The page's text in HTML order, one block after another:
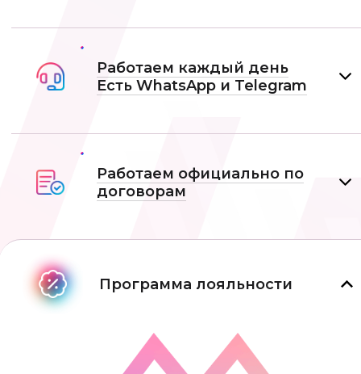
Работаем каждый день
Есть WhatsApp и Telеgram
Работаем официально по
договорам
Программа лояльности